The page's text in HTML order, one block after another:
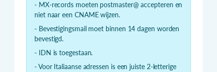
- MX-records moeten postmaster@ accepteren en
niet naar een CNAME wijzen.
- Bevestigingsmail moet binnen 14 dagen worden
bevestigd.
- IDN is toegestaan.
- Voor Italiaanse adressen is een juiste 2-letterige